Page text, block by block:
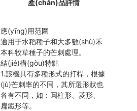
產(chǎn)品詳情
應(yīng)用范圍
適用于水稻種子和大多數(shù)禾
本科牧草種子的芒刺處理。
結(jié)構(gòu)特點
1.該機具有多種形式的打桿，根據
(jù)芒刺率的不同，其所選形狀也
各有不同，如：圓柱形、菱形、
扁鐵形等。